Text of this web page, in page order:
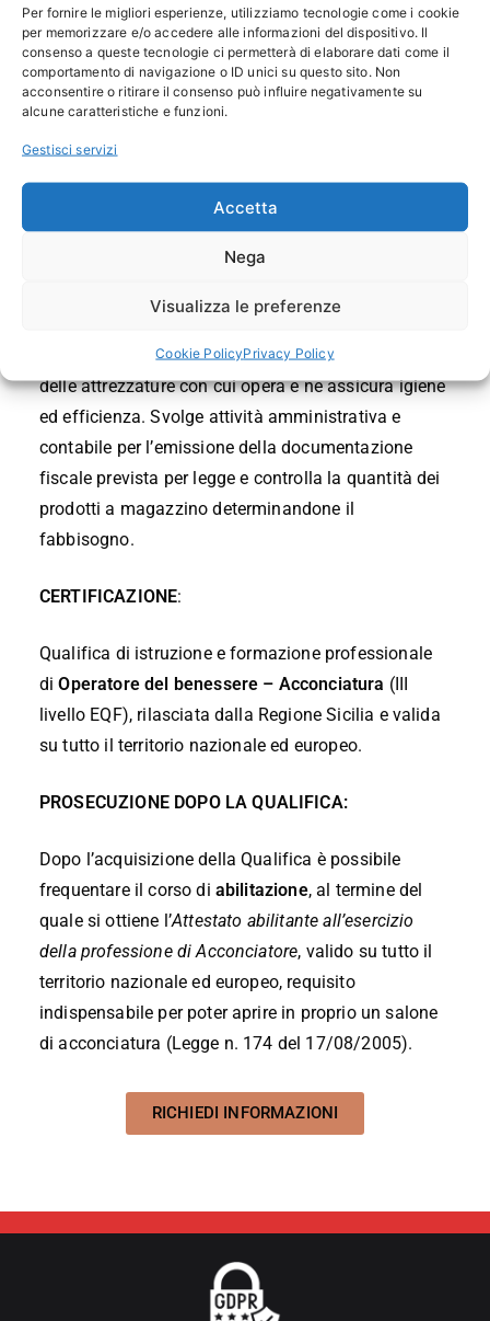
Per fornire le migliori esperienze, utilizziamo tecnologie come i cookie
per memorizzare e/o accedere alle informazioni del dispositivo. Il
consenso a queste tecnologie ci permetterà di elaborare dati come il
comportamento di navigazione o ID unici su questo sito. Non
acconsentire o ritirare il consenso può influire negativamente su
alcune caratteristiche e funzioni.
Gestisci servizi
Accetta
Nega
Visualizza le preferenze
Cookie PolicyPrivacy Policy
SEDE: Alcamo – Via Torquato Tasso ,109
CORSO BIENNALE DI QUALIFICA
DESCRIZIONE DEL CORSO:
L’Operatore del Benessere Acconciatura
saloni rivolti a clientela maschile e femminile e si
occupa della cura estetica dei capelli e del cuoio
acconciature raccolte, tagli e permanenti. Ha cura
delle attrezzature con cui opera e ne assicura igiene
ed efficienza. Svolge attività amministrativa e
contabile per l’emissione della documentazione
fiscale prevista per legge e controlla la quantità dei
prodotti a magazzino determinandone il
fabbisogno.
CERTIFICAZIONE:
Qualifica di istruzione e formazione professionale
diOperatore del benessere – Acconciatura (III
livello EQF), rilasciata dalla Regione Sicilia e valida
su tutto il territorio nazionale ed europeo.
PROSECUZIONE DOPO LA QUALIFICA:
Dopo l’acquisizione della Qualifica è possibile
frequentare il corso di abilitazione, al termine del
quale si ottiene l’Attestato abilitante all’esercizio
della professione di Acconciatore, valido su tutto il
territorio nazionale ed europeo, requisito
indispensabile per poter aprire in proprio un salone
di acconciatura (Legge n. 174 del 17/08/2005).
RICHIEDI INFORMAZIONI